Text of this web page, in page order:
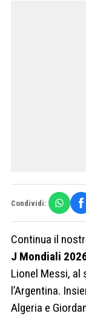
Condividi:
Continua il
J Mondiali
Lionel Messi, al
l’Argentina.
Algeria e